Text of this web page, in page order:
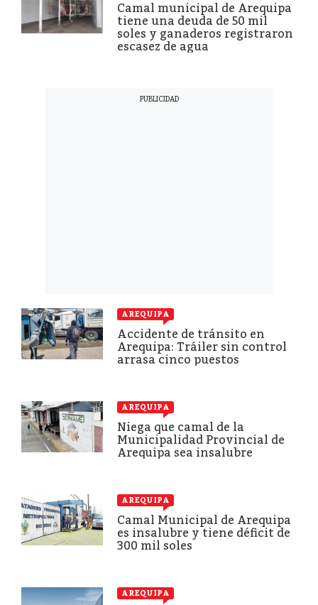
Camal municipal de Arequipa
tiene una deuda de 50 mil
soles y ganaderos registraron
escasez de agua
AREQUIPA
Accidente de tránsito en
Arequipa: Tráiler sin control
arrasa cinco puestos
AREQUIPA
Niega que camal de la
Municipalidad Provincial de
Arequipa sea insalubre
AREQUIPA
Camal Municipal de Arequipa
es insalubre y tiene déficit de
300 mil soles
AREQUIPA